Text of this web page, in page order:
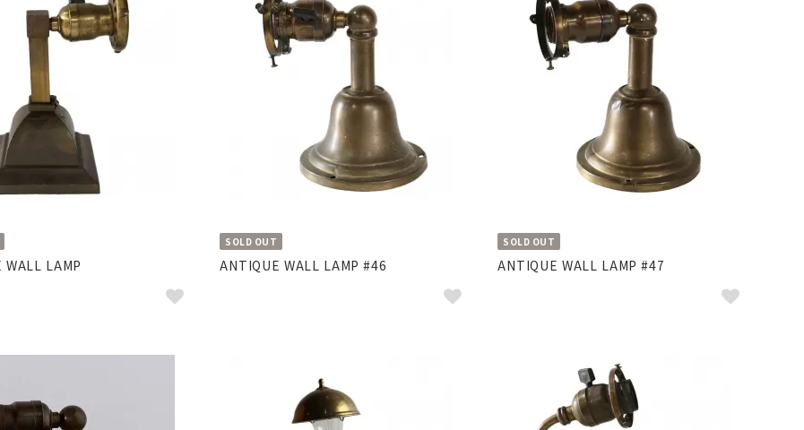
LAMP
SOLD OUT
ANTIQUE WALL LAMP #46
SOLD OUT
ANTIQUE WALL LAMP #47